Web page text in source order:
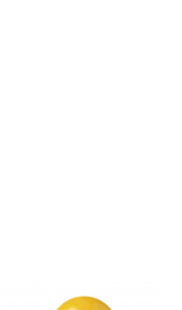
di grande
interferire con